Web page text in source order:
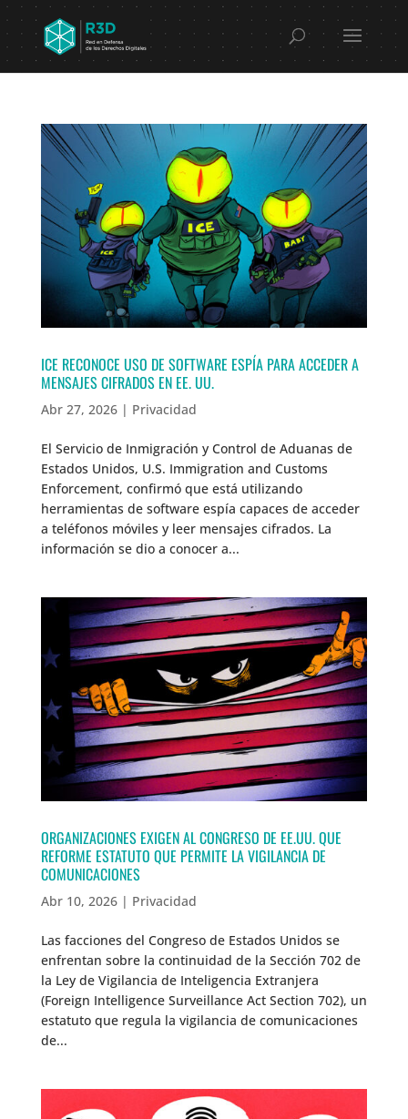
ICE RECONOCE USO DE SOFTWARE ESPÍA PARA ACCEDER A
MENSAJES CIFRADOS EN EE. UU.
Abr 27, 2026| Privacidad
El Servicio de Inmigración y Control de Aduanas de
Estados Unidos, U.S. Immigration and Customs
Enforcement, confirmó que está utilizando
herramientas de software espía capaces de acceder
a teléfonos móviles y leer mensajes cifrados. La
información se dio a conocer a...
ORGANIZACIONES EXIGEN AL CONGRESO DE EE.UU. QUE
REFORME ESTATUTO QUE PERMITE LA VIGILANCIA DE
COMUNICACIONES
Abr 10, 2026| Privacidad
Las facciones del Congreso de Estados Unidos se
enfrentan sobre la continuidad de la Sección 702 de
la Ley de Vigilancia de Inteligencia Extranjera
(Foreign Intelligence Surveillance Act Section 702), un
estatuto que regula la vigilancia de comunicaciones
de...